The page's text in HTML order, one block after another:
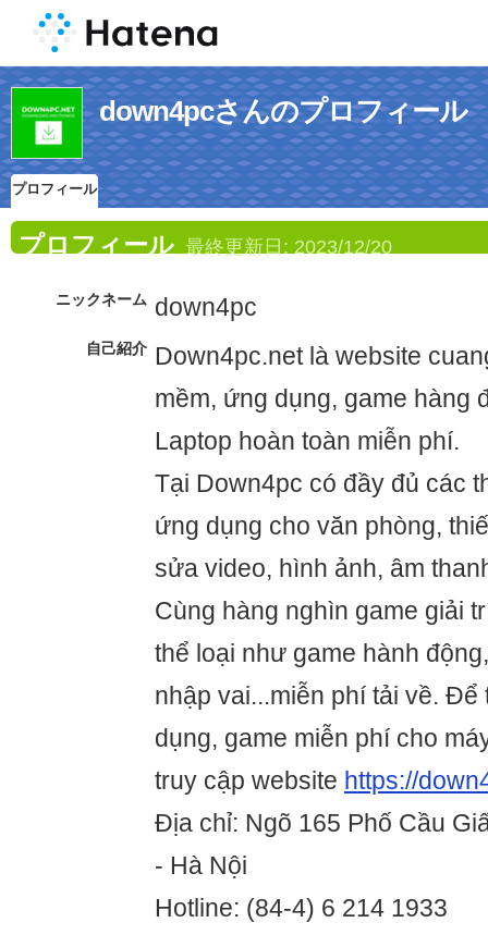
down4pcさんのプロフィール
プロフィール
プロフィール 最終更新日: 2023/12/20
ニックネーム down4pc
自己紹介 Down4pc.net là website
mềm, ứng dụng, game hàng
Laptop hoàn toàn miễn phí.
Tại Down4pc có đầy đủ các
ứng dụng cho văn phòng,
sửa video, hình ảnh, âm
Cùng hàng nghìn game giải
thể loại như game hành
nhập vai...miễn phí tải về. Để
dụng, game miễn phí cho
truy cập website https://
Địa chỉ: Ngõ 165 Phố Cầu
- Hà Nội
Hotline: (84-4) 6 214 1933